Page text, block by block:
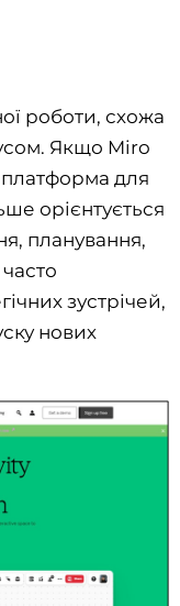
роботи, схожа
Якщо Miro
платформа для
орієнтується
планування,
зустрічей,
нових